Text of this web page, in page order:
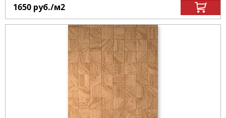
1650 руб./м2